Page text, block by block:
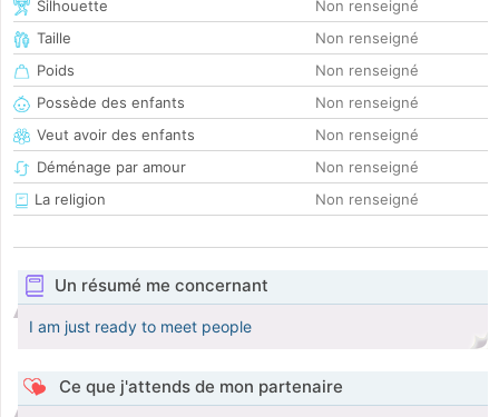
Silhouette
Non renseigné
Taille
Non renseigné
Poids
Non renseigné
Possède des enfants
Non renseigné
Veut avoir des enfants
Non renseigné
Déménage par amour
Non renseigné
La religion
Non renseigné
Un résumé me concernant
I am just ready to meet people
Ce que j'attends de mon partenaire